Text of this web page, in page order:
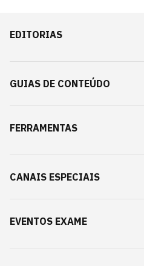
EDITORIAS
GUIAS DE CONTEÚDO
FERRAMENTAS
CANAIS ESPECIAIS
EVENTOS EXAME